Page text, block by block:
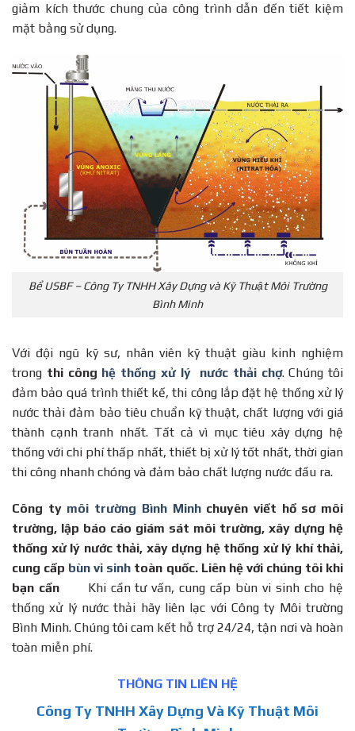
giảm kích thước chung của công trình dẫn đến tiết kiệm
mặt bằng sử dụng.
Bể USBF – Công Ty TNHH Xây Dựng và Kỹ Thuật Môi Trường
Bình Minh
Với đội ngũ kỹ sư, nhân viên kỹ thuật giàu kinh nghiệm
trong thi công hệ thống xử lý nước thải chợ. Chúng tôi
đảm bảo quá trình thiết kế, thi công lắp đặt hệ thống xử lý
nước thải đảm bảo tiêu chuẩn kỹ thuật, chất lượng với giá
thành cạnh tranh nhất. Tất cả vì mục tiêu xây dựng hệ
thống với chi phí thấp nhất, thiết bị xử lý tốt nhất, thời gian
thi công nhanh chóng và đảm bảo chất lượng nước đầu ra.
Công ty môi trường Bình Minh chuyên viết hồ sơ môi
trường, lập báo cáo giám sát môi trường, xây dựng hệ
thống xử lý nước thải, xây dựng hệ thống xử lý khí thải,
cung cấp bùn vi sinh toàn quốc. Liên hệ với chúng tôi khi
bạn cần
Khi cần tư vấn, cung cấp bùn vi sinh cho hệ
thống xử lý nước thải hãy liên lạc với Công ty Môi trường
Bình Minh. Chúng tôi cam kết hỗ trợ 24/24, tận nơi và hoàn
toàn miễn phí.
THÔNG TIN LIÊN HỆ
Công Ty TNHH Xây Dựng Và Kỹ Thuật Môi